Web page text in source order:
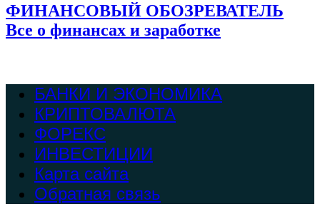
ФИНАНСОВЫЙ ОБОЗРЕВАТЕЛЬ
Все о финансах и заработке
БАНКИ И ЭКОНОМИКА
КРИПТОВАЛЮТА
ФОРЕКС
ИНВЕСТИЦИИ
Карта сайта
Обратная связь